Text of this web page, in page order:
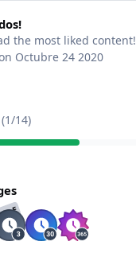
the most liked content!
Octubre 24 2020
14)